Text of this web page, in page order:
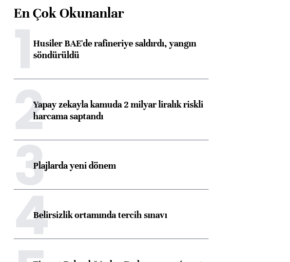
En Çok Okunanlar
1Husiler BAE'de rafineriye saldırdı, yangın
söndürüldü
2Yapay zekayla kamuda 2 milyar liralık riskli
harcama saptandı
3Plajlarda yeni dönem
4Belirsizlik ortamında tercih sınavı